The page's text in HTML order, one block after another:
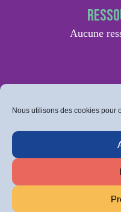
Nous utilisons des cookies pour
Aucune